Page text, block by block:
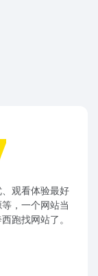
观看体验最好
，一个网站当
跑找网站了。